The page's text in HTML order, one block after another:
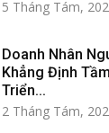
5 Tháng Tám,
Doanh Nhân
Khẳng Định
Triển...
2 Tháng Tám,